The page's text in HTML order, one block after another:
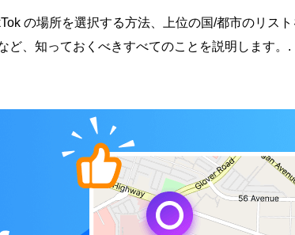
の場所を選択する方法、上位の国/都市のリス
ど、知っておくべきすべてのことを説明します。.